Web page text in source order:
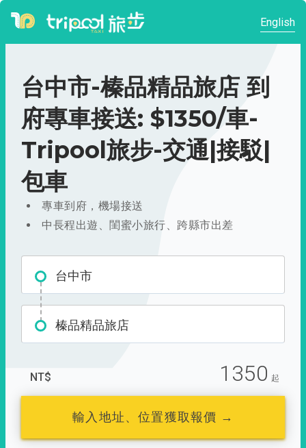
English
台中市-榛品精品旅店 到
府專車接送: $1350/車-
Tripool旅步-交通|接駁|
包車
專車到府，機場接送
中長程出遊、閨蜜小旅行、跨縣市出差
台中市
榛品精品旅店
NT$ 1350 起
輸入地址、位置獲取報價 →